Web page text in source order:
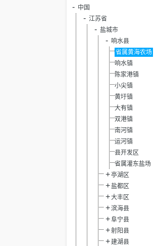
中国
江苏省
盐城市
响水县
省属黄海农场
响水镇
陈家港镇
小尖镇
黄圩镇
大有镇
双港镇
南河镇
运河镇
县开发区
省属灌东盐场
亭湖区
盐都区
大丰区
滨海县
阜宁县
射阳县
建湖县